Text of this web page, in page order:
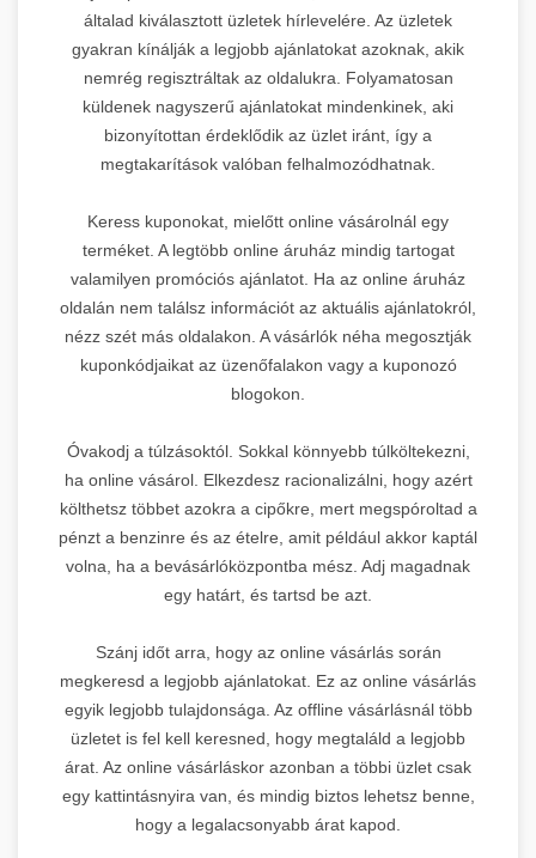
általad kiválasztott üzletek hírlevelére. Az üzletek
gyakran kínálják a legjobb ajánlatokat azoknak, akik
nemrég regisztráltak az oldalukra. Folyamatosan
küldenek nagyszerű ajánlatokat mindenkinek, aki
bizonyítottan érdeklődik az üzlet iránt, így a
megtakarítások valóban felhalmozódhatnak.
Keress kuponokat, mielőtt online vásárolnál egy
terméket. A legtöbb online áruház mindig tartogat
valamilyen promóciós ajánlatot. Ha az online áruház
oldalán nem találsz információt az aktuális ajánlatokról,
nézz szét más oldalakon. A vásárlók néha megosztják
kuponkódjaikat az üzenőfalakon vagy a kuponozó
blogokon.
Óvakodj a túlzásoktól. Sokkal könnyebb túlköltekezni,
ha online vásárol. Elkezdesz racionalizálni, hogy azért
költhetsz többet azokra a cipőkre, mert megspóroltad a
pénzt a benzinre és az ételre, amit például akkor kaptál
volna, ha a bevásárlóközpontba mész. Adj magadnak
egy határt, és tartsd be azt.
Szánj időt arra, hogy az online vásárlás során
megkeresd a legjobb ajánlatokat. Ez az online vásárlás
egyik legjobb tulajdonsága. Az offline vásárlásnál több
üzletet is fel kell keresned, hogy megtaláld a legjobb
árat. Az online vásárláskor azonban a többi üzlet csak
egy kattintásnyira van, és mindig biztos lehetsz benne,
hogy a legalacsonyabb árat kapod.